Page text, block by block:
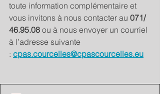
toute information complémentaire et
vous invitons à nous contacter au 071/
46.95.08 ou à nous envoyer un courriel
à l’adresse suivante
: cpas.courcelles@cpascourcelles.eu